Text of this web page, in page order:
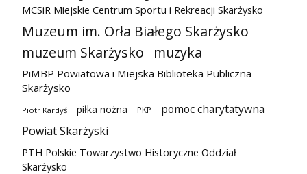
MCSiR Miejskie Centrum Sportu i Rekreacji Skarżysko
Muzeum im. Orła Białego Skarżysko
muzeum Skarżysko
muzyka
PiMBP Powiatowa i Miejska Biblioteka Publiczna
Skarżysko
Piotr Kardyś piłka nożna PKP
pomoc charytatywna
Powiat Skarżyski
PTH Polskie Towarzystwo Historyczne Oddział
Skarżysko